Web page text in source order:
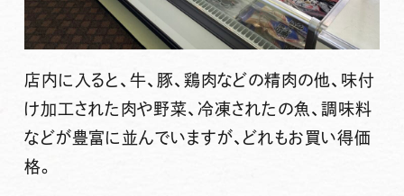
店内に入ると、牛、豚、鶏肉などの精肉の他、味付
け加工された肉や野菜、冷凍されたの魚、調味料
などが豊富に並んでいますが、どれもお買い得価
格。